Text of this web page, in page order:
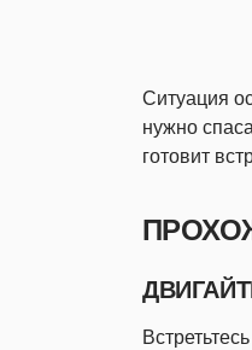
Ситуация
нужно
готовит